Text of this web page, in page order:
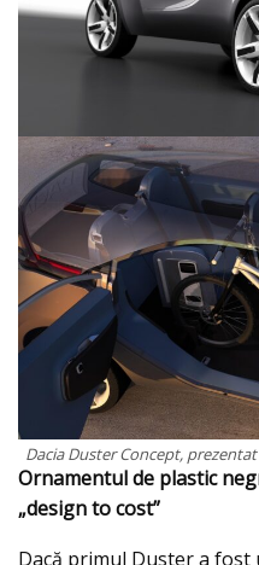
Dacia Duster Concept,
Ornamentul de plastic
„design to cost”
Dacă primul Duster a fost